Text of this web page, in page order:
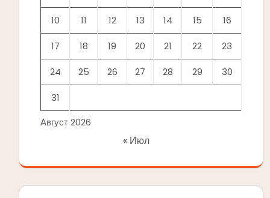
Август 2026
10 11 12 13 14 15 16
17 18 19 20 21 22 23
24 25 26 27 28 29 30
31
« Июл